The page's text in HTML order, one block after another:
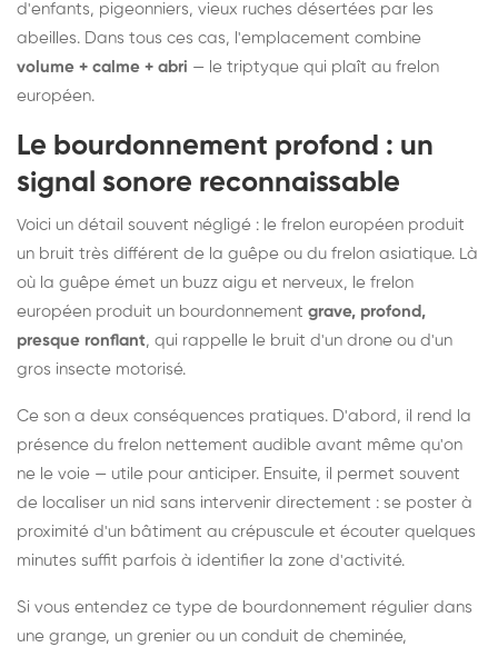
d'enfants, pigeonniers, vieux ruches désertées par les
abeilles. Dans tous ces cas, l'emplacement combine
volume + calme + abri — le triptyque qui plaît au frelon
européen.
Le bourdonnement profond : un
signal sonore reconnaissable
Voici un détail souvent négligé : le frelon européen produit
un bruit très différent de la guêpe ou du frelon asiatique. Là
où la guêpe émet un buzz aigu et nerveux, le frelon
européen produit un bourdonnement grave, profond,
presque ronflant, qui rappelle le bruit d'un drone ou d'un
gros insecte motorisé.
Ce son a deux conséquences pratiques. D'abord, il rend la
présence du frelon nettement audible avant même qu'on
ne le voie — utile pour anticiper. Ensuite, il permet souvent
de localiser un nid sans intervenir directement : se poster à
proximité d'un bâtiment au crépuscule et écouter quelques
minutes suffit parfois à identifier la zone d'activité.
Si vous entendez ce type de bourdonnement régulier dans
une grange, un grenier ou un conduit de cheminée,